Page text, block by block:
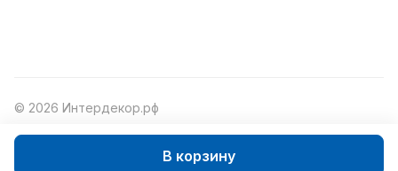
В корзину
© 2026 Интердекор.рф